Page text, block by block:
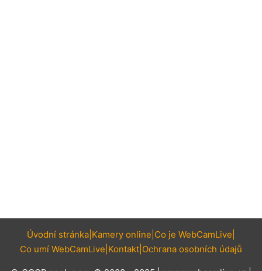
Úvodní stránka Kamery online Co je WebCamLive
Co umí WebCamLive Kontakt Ochrana osobních údajů